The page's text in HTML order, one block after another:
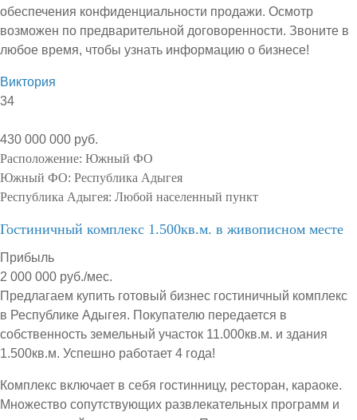
обеспечения конфиденциальности продажи. Осмотр
возможен по предварительной договоренности. Звоните в
любое время, чтобы узнать информацию о бизнесе!
Виктория
34
430 000 000 руб.
Расположение: Южный ФО
Южный ФО: Республика Адыгея
Республика Адыгея: Любой населенный пункт
Гостиничный комплекс 1.500кв.м. в живописном месте
Прибыль
2 000 000 руб./мес.
Предлагаем купить готовый бизнес гостиничный комплекс
в Республике Адыгея. Покупателю передается в
собственность земельный участок 11.000кв.м. и здания
1.500кв.м. Успешно работает 4 года!
Комплекс включает в себя гостинницу, ресторан, караоке.
Множество сопутствующих развлекательных программ и